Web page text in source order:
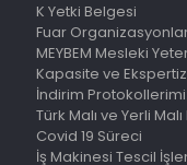
K Yetki Belgesi
Fuar
MEYBEM Mesleki
Kapasite ve
İndirim
Türk Malı ve Yerli
Covid 19 Süreci
İş Makinesi Tescil